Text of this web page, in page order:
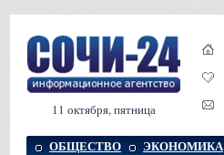
11 октября, пятница
ОБЩЕСТВО ЭКОНОМИКА